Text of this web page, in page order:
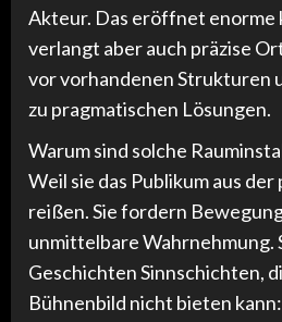
Akteur. Das eröffnet enorme
verlangt aber auch präzise
vor vorhandenen Strukturen
zu pragmatischen Lösungen.
Warum sind solche
Weil sie das Publikum aus der
reißen. Sie fordern
unmittelbare Wahrnehmung.
Geschichten Sinnschichten,
Bühnenbild nicht bieten